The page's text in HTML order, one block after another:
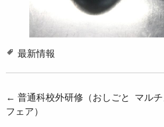
最新情報
投
稿
← 普通科校外研修（おしごと
フェア）
マル